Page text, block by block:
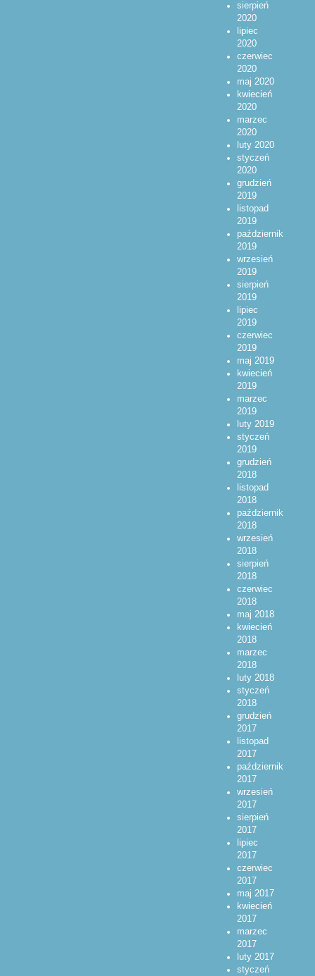
sierpień
2020
lipiec
2020
czerwiec
2020
maj 2020
kwiecień
2020
marzec
2020
luty 2020
styczeń
2020
grudzień
2019
listopad
2019
październik
2019
wrzesień
2019
sierpień
2019
lipiec
2019
czerwiec
2019
maj 2019
kwiecień
2019
marzec
2019
luty 2019
styczeń
2019
grudzień
2018
listopad
2018
październik
2018
wrzesień
2018
sierpień
2018
czerwiec
2018
maj 2018
kwiecień
2018
marzec
2018
luty 2018
styczeń
2018
grudzień
2017
listopad
2017
październik
2017
wrzesień
2017
sierpień
2017
lipiec
2017
czerwiec
2017
maj 2017
kwiecień
2017
marzec
2017
luty 2017
styczeń